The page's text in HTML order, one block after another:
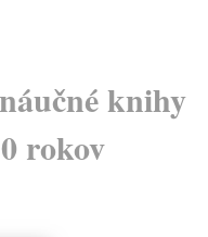
knihy
rokov